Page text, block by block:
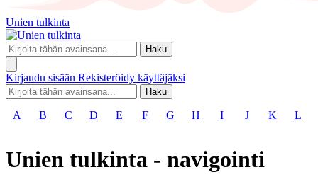
Unien tulkinta
Haku
Kirjaudu sisään Rekisteröidy käyttäjäksi
Haku
A B C D E F G H I J K L
Unien tulkinta - navigointi